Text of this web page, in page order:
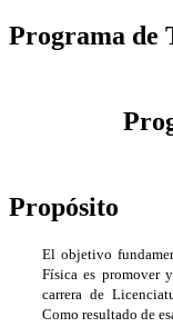
Programa de
Propósito
El objetivo
Física es promover
carrera de
Como resultado de